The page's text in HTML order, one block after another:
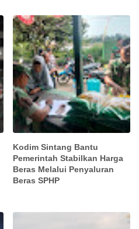
Kodim Sintang Bantu
Pemerintah Stabilkan Harga
Beras Melalui Penyaluran
Beras SPHP